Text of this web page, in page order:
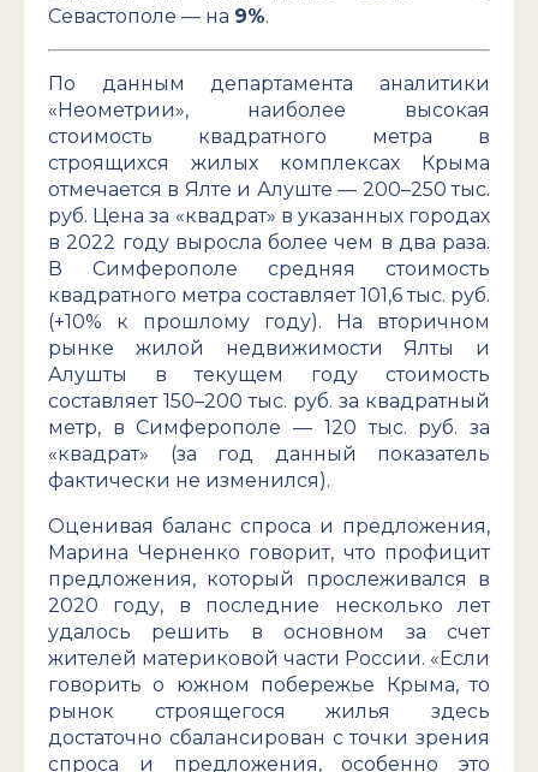
Севастополе — на 9%.
По данным департамента аналитики
«Неометрии», наиболее высокая
стоимость квадратного метра в
строящихся жилых комплексах Крыма
отмечается в Ялте и Алуште — 200–250 тыс.
руб. Цена за «квадрат» в указанных городах
в 2022 году выросла более чем в два раза.
В Симферополе средняя стоимость
квадратного метра составляет 101,6 тыс. руб.
(+10% к прошлому году). На вторичном
рынке жилой недвижимости Ялты и
Алушты в текущем году стоимость
составляет 150–200 тыс. руб. за квадратный
метр, в Симферополе — 120 тыс. руб. за
«квадрат» (за год данный показатель
фактически не изменился).
Оценивая баланс спроса и предложения,
Марина Черненко говорит, что профицит
предложения, который прослеживался в
2020 году, в последние несколько лет
удалось решить в основном за счет
жителей материковой части России. «Если
говорить о южном побережье Крыма, то
рынок строящегося жилья здесь
достаточно сбалансирован с точки зрения
спроса и предложения, особенно это